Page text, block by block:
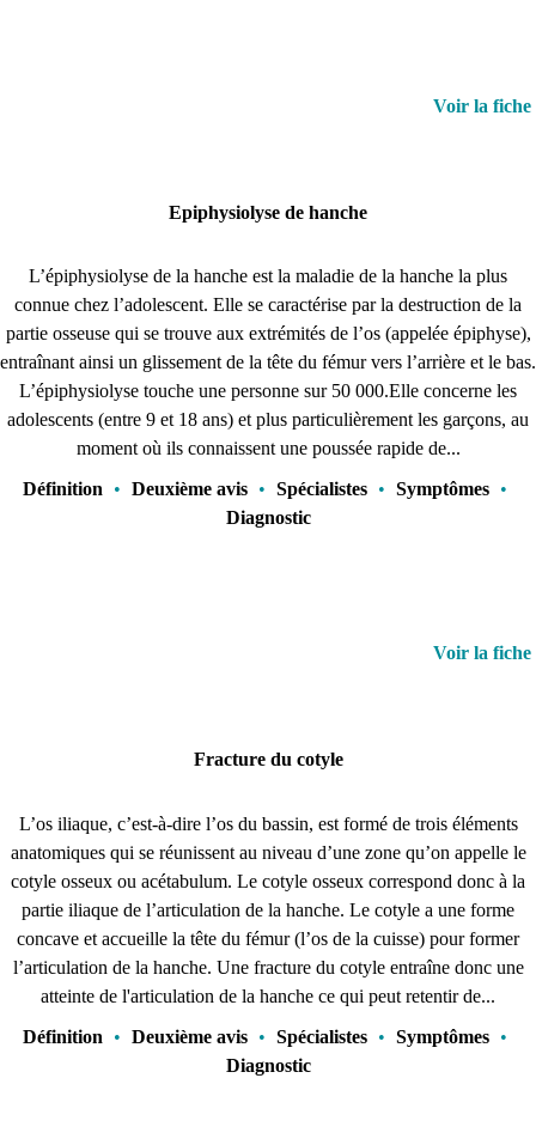
Voir la fiche
Epiphysiolyse de hanche
L’épiphysiolyse de la hanche est la maladie de la hanche la plus
connue chez l’adolescent. Elle se caractérise par la destruction de la
partie osseuse qui se trouve aux extrémités de l’os (appelée épiphyse),
entraînant ainsi un glissement de la tête du fémur vers l’arrière et le bas.
L’épiphysiolyse touche une personne sur 50 000.Elle concerne les
adolescents (entre 9 et 18 ans) et plus particulièrement les garçons, au
moment où ils connaissent une poussée rapide de...
Définition
• Deuxième avis • Spécialistes • Symptômes •
Diagnostic
Voir la fiche
Fracture du cotyle
L’os iliaque, c’est-à-dire l’os du bassin, est formé de trois éléments
anatomiques qui se réunissent au niveau d’une zone qu’on appelle le
cotyle osseux ou acétabulum. Le cotyle osseux correspond donc à la
partie iliaque de l’articulation de la hanche. Le cotyle a une forme
concave et accueille la tête du fémur (l’os de la cuisse) pour former
l’articulation de la hanche. Une fracture du cotyle entraîne donc une
atteinte de l'articulation de la hanche ce qui peut retentir de...
Définition
• Deuxième avis • Spécialistes • Symptômes •
Diagnostic